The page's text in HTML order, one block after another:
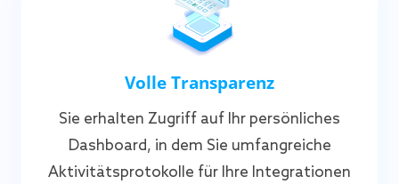
Volle Transparenz
Sie erhalten Zugriff auf Ihr persönliches
Dashboard, in dem Sie umfangreiche
Aktivitätsprotokolle für Ihre Integrationen